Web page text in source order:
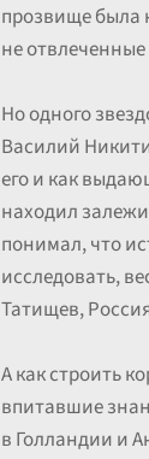
прозвище была
не
Но одного
Василий
его и как
находил
понимал, что
исследовать,
Татищев,
А как строить
впитавшие
в Голландии и